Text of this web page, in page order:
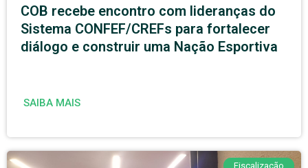
COB recebe encontro com lideranças do
Sistema CONFEF/CREFs para fortalecer
diálogo e construir uma Nação Esportiva
SAIBA MAIS
Fiscalização